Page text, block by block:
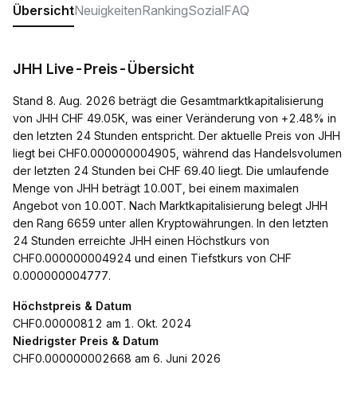
ÜbersichtNeuigkeitenRankingSozialFAQ
JHH Live-Preis-Übersicht
Stand 8. Aug. 2026 beträgt die Gesamtmarktkapitalisierung
von JHH CHF 49.05K, was einer Veränderung von +2.48% in
den letzten 24 Stunden entspricht. Der aktuelle Preis von JHH
liegt bei CHF0.000000004905, während das Handelsvolumen
der letzten 24 Stunden bei CHF 69.40 liegt. Die umlaufende
Menge von JHH beträgt 10.00T, bei einem maximalen
Angebot von 10.00T. Nach Marktkapitalisierung belegt JHH
den Rang 6659 unter allen Kryptowährungen. In den letzten
24 Stunden erreichte JHH einen Höchstkurs von
CHF0.000000004924 und einen Tiefstkurs von CHF
0.000000004777.
Höchstpreis & Datum
CHF0.00000812 am 1. Okt. 2024
Niedrigster Preis & Datum
CHF0.000000002668 am 6. Juni 2026